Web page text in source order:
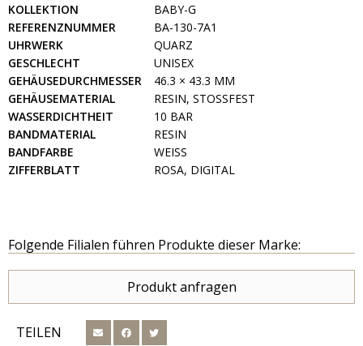
KOLLEKTION
BABY-G
REFERENZNUMMER
BA-130-7A1
UHRWERK
QUARZ
GESCHLECHT
UNISEX
GEHÄUSEDURCHMESSER
46.3 × 43.3 MM
GEHÄUSEMATERIAL
RESIN, STOSSFEST
WASSERDICHTHEIT
10 BAR
BANDMATERIAL
RESIN
BANDFARBE
WEISS
ZIFFERBLATT
ROSA, DIGITAL
Folgende Filialen führen Produkte dieser Marke:
Produkt anfragen
TEILEN